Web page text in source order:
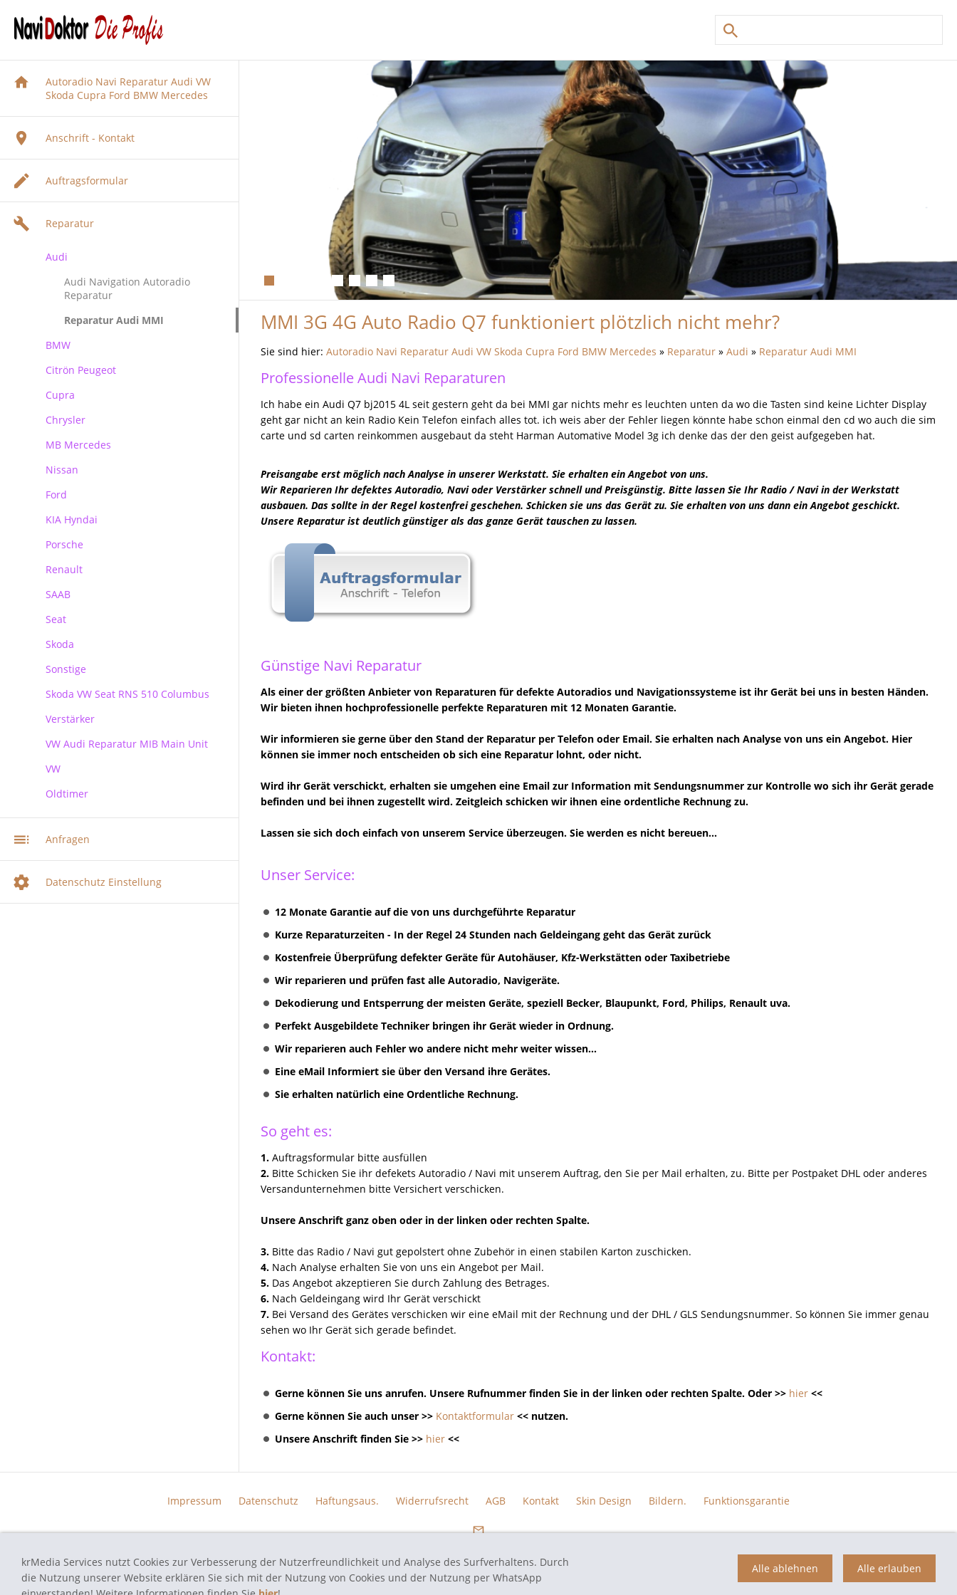
Autoradio Navi Reparatur Audi VW
Skoda Cupra Ford BMW Mercedes
Anschrift - Kontakt
Auftragsformular
Reparatur
Audi
Audi Navigation Autoradio
Reparatur
Reparatur Audi MMI
BMW
BMW Navi Reparatur
BMW Becker CCC Navirechner
Citrön Peugeot
Cupra
Chrysler
MB Mercedes
Mercedes Autoradio Navigation
MB Navigation
Becker Autoradio Navigation
Kundenanfragen
Nissan
Ford
Ford Blaupunkt Bosch FX
Ford Blaupunkt Bosch NX
Ford Blaupunkt Bosch MCA NX
KIA Hyndai
Porsche
Porsche PCM Premium Reparatur
Renault
SAAB
Seat
Skoda
Skoda
Sonstige
Skoda VW Seat RNS 510 Columbus
RNS 510 Columbus Reparatur
Verstärker
VW Audi Reparatur MIB Main Unit
VW
VW Audi Skoda MIB Infotainment
Multimediasystem RNS 510
Oldtimer
Anfragen
Datenschutz Einstellung
MMI 3G 4G Auto Radio Q7 funktioniert plötzlich nicht mehr?
Sie sind hier: Autoradio Navi Reparatur Audi VW Skoda Cupra Ford BMW Mercedes » Reparatur » Audi » Reparatur Audi MMI
Professionelle Audi Navi Reparaturen
Ich habe ein Audi Q7 bj2015 4L seit gestern geht da bei MMI gar nichts mehr es leuchten unten da wo die Tasten sind keine Lichter Display
geht gar nicht an kein Radio Kein Telefon einfach alles tot. ich weis aber der Fehler liegen könnte habe schon einmal den cd wo auch die sim
carte und sd carten reinkommen ausgebaut da steht Harman Automative Model 3g ich denke das der den geist aufgegeben hat.
Preisangabe erst möglich nach Analyse in unserer Werkstatt. Sie erhalten ein Angebot von uns.
Wir Reparieren Ihr defektes Autoradio, Navi oder Verstärker schnell und Preisgünstig. Bitte lassen Sie Ihr Radio / Navi in der Werkstatt
ausbauen. Das sollte in der Regel kostenfrei geschehen. Schicken sie uns das Gerät zu. Sie erhalten von uns dann ein Angebot geschickt.
Unsere Reparatur ist deutlich günstiger als das ganze Gerät tauschen zu lassen.
Günstige Navi Reparatur
Als einer der größten Anbieter von Reparaturen für defekte Autoradios und Navigationssysteme ist ihr Gerät bei uns in besten Händen.
Wir bieten ihnen hochprofessionelle perfekte Reparaturen mit 12 Monaten Garantie.
Wir informieren sie gerne über den Stand der Reparatur per Telefon oder Email. Sie erhalten nach Analyse von uns ein Angebot. Hier
können sie immer noch entscheiden ob sich eine Reparatur lohnt, oder nicht.
Wird ihr Gerät verschickt, erhalten sie umgehen eine Email zur Information mit Sendungsnummer zur Kontrolle wo sich ihr Gerät gerade
befinden und bei ihnen zugestellt wird. Zeitgleich schicken wir ihnen eine ordentliche Rechnung zu.
Lassen sie sich doch einfach von unserem Service überzeugen. Sie werden es nicht bereuen...
Unser Service:
12 Monate Garantie auf die von uns durchgeführte Reparatur
Kurze Reparaturzeiten - In der Regel 24 Stunden nach Geldeingang geht das Gerät zurück
Kostenfreie Überprüfung defekter Geräte für Autohäuser, Kfz-Werkstätten oder Taxibetriebe
Wir reparieren und prüfen fast alle Autoradio, Navigeräte.
Dekodierung und Entsperrung der meisten Geräte, speziell Becker, Blaupunkt, Ford, Philips, Renault uva.
Perfekt Ausgebildete Techniker bringen ihr Gerät wieder in Ordnung.
Wir reparieren auch Fehler wo andere nicht mehr weiter wissen...
Eine eMail Informiert sie über den Versand ihre Gerätes.
Sie erhalten natürlich eine Ordentliche Rechnung.
So geht es:
1. Auftragsformular bitte ausfüllen
2. Bitte Schicken Sie ihr defekets Autoradio / Navi mit unserem Auftrag, den Sie per Mail erhalten, zu. Bitte per Postpaket DHL oder anderes
Versandunternehmen bitte Versichert verschicken.
Unsere Anschrift ganz oben oder in der linken oder rechten Spalte.
3. Bitte das Radio / Navi gut gepolstert ohne Zubehör in einen stabilen Karton zuschicken.
4. Nach Analyse erhalten Sie von uns ein Angebot per Mail.
5. Das Angebot akzeptieren Sie durch Zahlung des Betrages.
6. Nach Geldeingang wird Ihr Gerät verschickt
7. Bei Versand des Gerätes verschicken wir eine eMail mit der Rechnung und der DHL / GLS Sendungsnummer. So können Sie immer genau
sehen wo Ihr Gerät sich gerade befindet.
Kontakt:
Gerne können Sie uns anrufen. Unsere Rufnummer finden Sie in der linken oder rechten Spalte. Oder >> hier <<
Gerne können Sie auch unser >> Kontaktformular << nutzen.
Unsere Anschrift finden Sie >> hier <<
Impressum Datenschutz Haftungsaus. Widerrufsrecht AGB Kontakt Skin Design Bildern. Funktionsgarantie
autoradio-navi-doktor.de - Navi Reparatur Service - Alle verwendeten Markennamen und Bezeichnungen sind eingetragene Warenzeichen und Marken der jeweiligen Eigentümer und dienen hier nur der Beschreibung.
krMedia Services nutzt Cookies zur Verbesserung der Nutzerfreundlichkeit und Analyse des Surfverhaltens. Durch
die Nutzung unserer Website erklären Sie sich mit der Nutzung von Cookies und der Nutzung per WhatsApp
Alle erlauben
Alle ablehnen